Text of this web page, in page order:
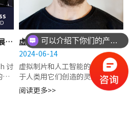
示
讨
愿
虚拟制片和人工智能的灵感取
决于人类用它们创造的灵感
2024-06-14
虚拟制片和人工智能的灵感取决
于人类用它们创造的灵感即使按
照像视觉特效这样快速发展的行
业的标准，技术创新的规模与消
阅读更多>>
可以介绍下你们的产品么？